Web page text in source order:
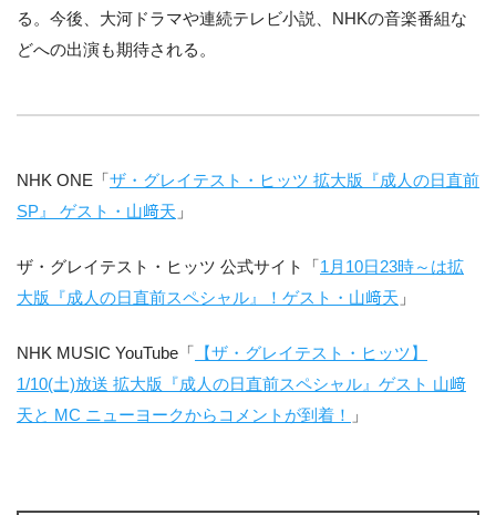
る。今後、大河ドラマや連続テレビ小説、NHKの音楽番組な
どへの出演も期待される。
NHK ONE「 ザ・グレイテスト・ヒッツ 拡大版『成人の日直前
SP』 ゲスト・山﨑天 」
ザ・グレイテスト・ヒッツ 公式サイト「 1月10日23時～は拡
大版『成人の日直前スペシャル』！ゲスト・山﨑天 」
NHK MUSIC YouTube「
【ザ・グレイテスト・ヒッツ】
1/10(土)放送 拡大版『成人の日直前スペシャル』ゲスト 山﨑
天と MC ニューヨークからコメントが到着！
」